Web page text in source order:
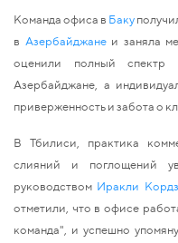
Команда офиса в Баку
в Азербайджанеи заняла
оценили полный спектр
Азербайджане, а
приверженность и забота о
В Тбилиси, практика
слияний и поглощений
руководством Иракли
отметили, что в офисе
команда", и успешно